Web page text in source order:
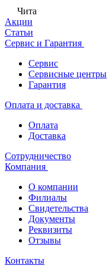
Чита
Акции
Статьи
Сервис и Гарантия
Сервис
Сервисные центры
Гарантия
Оплата и доставка
Оплата
Доставка
Сотрудничество
Компания
О компании
Филиалы
Свидетельства
Документы
Реквизиты
Отзывы
Контакты